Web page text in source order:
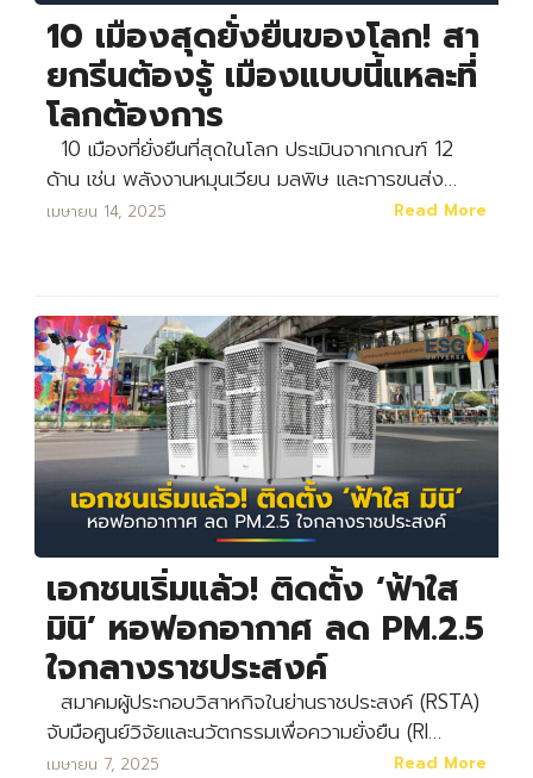
Search
for:
10 เมืองสุดยั่งยืนของโลก! สา
ยกรีนต้องรู้ เมืองแบบนี้แหละที่
โลกต้องการ
10 เมืองที่ยั่งยืนที่สุดในโลก ประเมินจากเกณฑ์ 12
ด้าน เช่น พลังงานหมุนเวียน มลพิษ และการขนส่ง…
เมษายน 14, 2025 Read More
เอกชนเริ่มแล้ว! ติดตั้ง ‘ฟ้าใส
มินิ’ หอฟอกอากาศ ลด PM.2.5
ใจกลางราชประสงค์
สมาคมผู้ประกอบวิสาหกิจในย่านราชประสงค์ (RSTA)
จับมือศูนย์วิจัยและนวัตกรรมเพื่อความยั่งยืน (RI…
เมษายน 7, 2025 Read More